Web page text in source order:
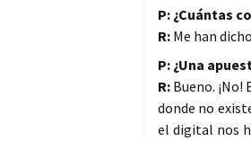
P: ¿Cuántas
R: Me han
P: ¿Una
R: Bueno.
donde no
el digital nos